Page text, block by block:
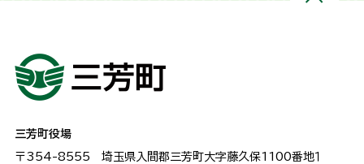
三芳町役場
〒354-8555 埼玉県入間郡三芳町大字藤久保1100番地１